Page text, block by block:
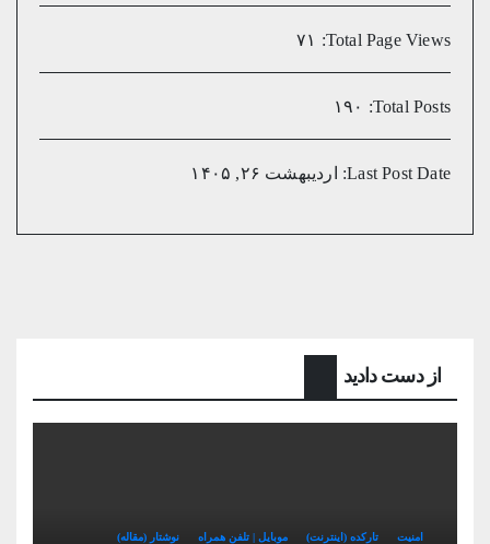
Total Page Views: ۷۱
Total Posts: ۱۹۰
Last Post Date: اردیبهشت ۲۶, ۱۴۰۵
از دست دادید
امنیت تارکده (اینترنت) موبایل | تلفن همراه نوشتار (مقاله)